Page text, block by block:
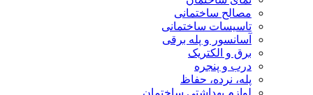
مصالح ساختمانی
تاسیسات ساختمانی
آسانسور و پله برقی
برق و الکتریک
درب و پنجره
پله، نرده، حفاظ